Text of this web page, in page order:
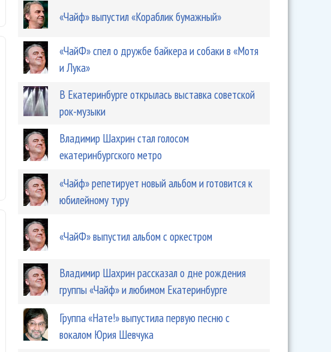
о «ЧайФ» выпустил свой 19-й студийный альбом
о Владимир Шахрин снялся в телесериале
«Чайф» выпустил «Кораблик бумажный»
«ЧайФ» спел о дружбе байкера и собаки в «Мотя
и Лука»
В Екатеринбурге открылась выставка советской
рок-музыки
Владимир Шахрин стал голосом
екатеринбургского метро
«Чайф» репетирует новый альбом и готовится к
юбилейному туру
«ЧайФ» выпустил альбом с оркестром
Владимир Шахрин рассказал о дне рождения
группы «Чайф» и любимом Екатеринбурге
Группа «Нате!» выпустила первую песню с
вокалом Юрия Шевчука